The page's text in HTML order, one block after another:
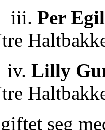
iii. Per
Lilly
seg